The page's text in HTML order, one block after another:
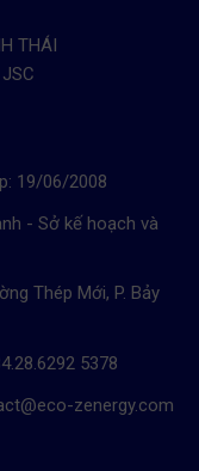
THÁI
19/06/2008
- Sở kế hoạch và
Thép Mới, P. Bảy
5378
zenergy.com